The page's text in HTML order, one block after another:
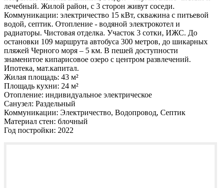
лечебный. Жилой район, c 3 сторон живут соседи.
Коммуникации: электричество 15 кВт, скважина с питьевой
водой, септик. Отопление - водяной электрокотел и
радиаторы. Чистовая отделка. Участок 3 сотки, ИЖС. До
остановки 109 маршрута автобуса 300 метров, до шикарных
пляжей Черного моря – 5 км. В пешей доступности
знаменитое кипарисовое озеро с центром развлечений.
Ипотека, мат.капитал.
Жилая площадь: 43 м²
Площадь кухни: 24 м²
Отопление: индивидуальное электрическое
Санузел: Раздельный
Коммуникации: Электричество, Водопровод, Септик
Материал стен: блочный
Год постройки: 2022